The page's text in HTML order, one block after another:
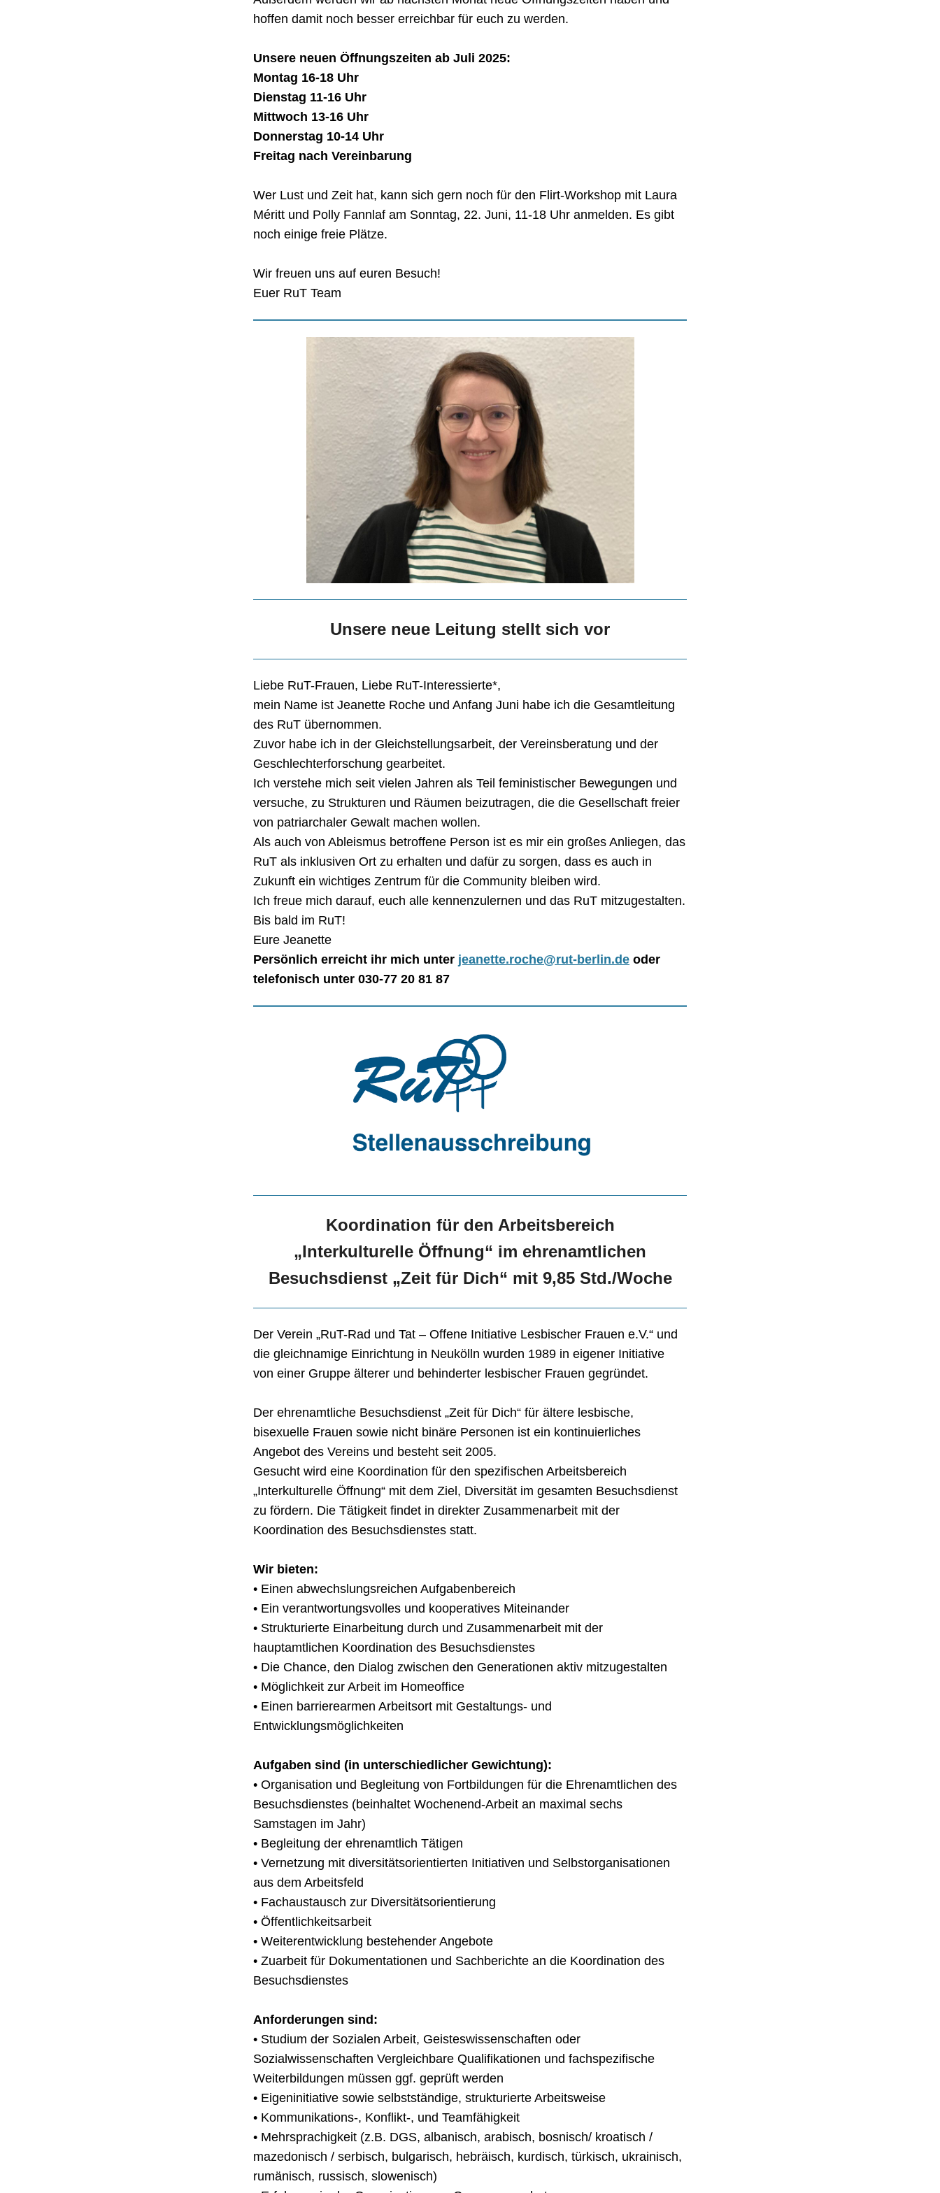
hoffen damit noch besser erreichbar für euch zu werden.
Unsere neuen Öffnungszeiten ab Juli 2025:
Montag 16-18 Uhr
Dienstag 11-16 Uhr
Mittwoch 13-16 Uhr
Donnerstag 10-14 Uhr
Freitag nach Vereinbarung
Wer Lust und Zeit hat, kann sich gern noch für den Flirt-Workshop mit Laura
Méritt und Polly Fannlaf am Sonntag, 22. Juni, 11-18 Uhr anmelden. Es gibt
noch einige freie Plätze.
Wir freuen uns auf euren Besuch!
Euer RuT Team
Unsere neue Leitung stellt sich vor
Liebe RuT-Frauen, Liebe RuT-Interessierte*,
mein Name ist Jeanette Roche und Anfang Juni habe ich die Gesamtleitung
des RuT übernommen.
Zuvor habe ich in der Gleichstellungsarbeit, der Vereinsberatung und der
Geschlechterforschung gearbeitet.
Ich verstehe mich seit vielen Jahren als Teil feministischer Bewegungen und
versuche, zu Strukturen und Räumen beizutragen, die die Gesellschaft freier
von patriarchaler Gewalt machen wollen.
Als auch von Ableismus betroffene Person ist es mir ein großes Anliegen, das
RuT als inklusiven Ort zu erhalten und dafür zu sorgen, dass es auch in
Zukunft ein wichtiges Zentrum für die Community bleiben wird.
Ich freue mich darauf, euch alle kennenzulernen und das RuT mitzugestalten.
Bis bald im RuT!
Eure Jeanette
Persönlich erreicht ihr mich unter jeanette.roche@rut-berlin.de oder
telefonisch unter 030-77 20 81 87
Koordination für den Arbeitsbereich
„Interkulturelle Öffnung“ im ehrenamtlichen
Besuchsdienst „Zeit für Dich“ mit 9,85 Std./Woche
Der Verein „RuT-Rad und Tat – Offene Initiative Lesbischer Frauen e.V.“ und
die gleichnamige Einrichtung in Neukölln wurden 1989 in eigener Initiative
von einer Gruppe älterer und behinderter lesbischer Frauen gegründet.
Der ehrenamtliche Besuchsdienst „Zeit für Dich“ für ältere lesbische,
bisexuelle Frauen sowie nicht binäre Personen ist ein kontinuierliches
Angebot des Vereins und besteht seit 2005.
Gesucht wird eine Koordination für den spezifischen Arbeitsbereich
„Interkulturelle Öffnung“ mit dem Ziel, Diversität im gesamten Besuchsdienst
zu fördern. Die Tätigkeit findet in direkter Zusammenarbeit mit der
Koordination des Besuchsdienstes statt.
Wir bieten:
• Einen abwechslungsreichen Aufgabenbereich
• Ein verantwortungsvolles und kooperatives Miteinander
• Strukturierte Einarbeitung durch und Zusammenarbeit mit der
hauptamtlichen Koordination des Besuchsdienstes
• Die Chance, den Dialog zwischen den Generationen aktiv mitzugestalten
• Möglichkeit zur Arbeit im Homeoffice
• Einen barrierearmen Arbeitsort mit Gestaltungs- und
Entwicklungsmöglichkeiten
Aufgaben sind (in unterschiedlicher Gewichtung):
• Organisation und Begleitung von Fortbildungen für die Ehrenamtlichen des
Besuchsdienstes (beinhaltet Wochenend-Arbeit an maximal sechs
Samstagen im Jahr)
• Begleitung der ehrenamtlich Tätigen
• Vernetzung mit diversitätsorientierten Initiativen und Selbstorganisationen
aus dem Arbeitsfeld
• Fachaustausch zur Diversitätsorientierung
• Öffentlichkeitsarbeit
• Weiterentwicklung bestehender Angebote
• Zuarbeit für Dokumentationen und Sachberichte an die Koordination des
Besuchsdienstes
Anforderungen sind:
• Studium der Sozialen Arbeit, Geisteswissenschaften oder
Sozialwissenschaften Vergleichbare Qualifikationen und fachspezifische
Weiterbildungen müssen ggf. geprüft werden
• Eigeninitiative sowie selbstständige, strukturierte Arbeitsweise
• Kommunikations-, Konflikt-, und Teamfähigkeit
• Mehrsprachigkeit (z.B. DGS, albanisch, arabisch, bosnisch/ kroatisch /
mazedonisch / serbisch, bulgarisch, hebräisch, kurdisch, türkisch, ukrainisch,
rumänisch, russisch, slowenisch)